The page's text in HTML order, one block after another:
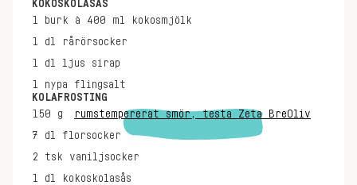
KOKOSKOLASÅS
1
burk à 400 ml
kokosmjölk
1 dl
rårörsocker
1 dl
ljus sirap
1 nypa
flingsalt
KOLAFROSTING
150 g
rumstempererat smör, testa Zeta BreOliv
7 dl
florsocker
2 tsk
vaniljsocker
1 dl
kokoskolasås